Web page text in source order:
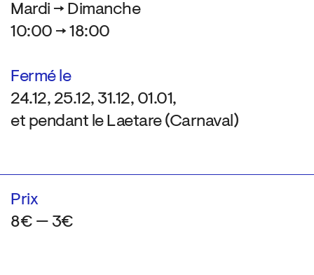
Mardi → Dimanche
10:00 → 18:00
Fermé le
24.12, 25.12, 31.12, 01.01,
et pendant le Laetare (Carnaval)
Prix
8€ — 3€